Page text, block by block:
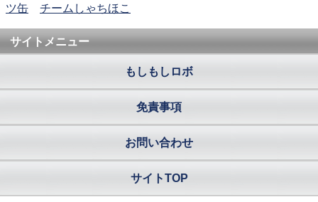
ツ缶
チームしゃちほこ
サイトメニュー
もしもしロボ
免責事項
お問い合わせ
サイトTOP